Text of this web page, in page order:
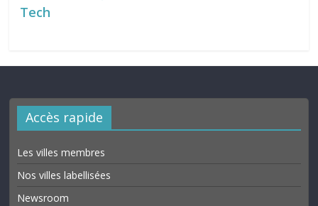
Tech
Accès rapide
Les villes membres
Nos villes labellisées
Newsroom